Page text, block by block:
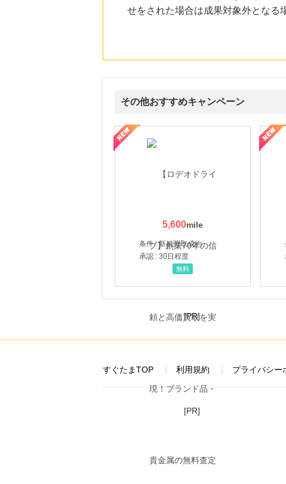
せをされた場合は成果対象外となる
その他おすすめキャンペーン
5,600
条件 : 新規買取成約
承認 : 30日程度
無料
くをテーマにした商品で女性の美を応援しています
【ITトレンドMoney】相談プロモーション ハミン
[PR]
すぐたまTOP 利用規約 プライバシー
[PR]